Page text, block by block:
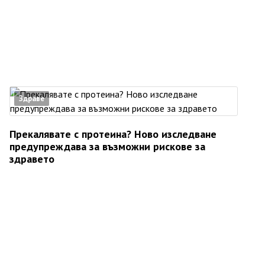
Здраве
Прекалявате с протеина? Ново изследване
предупреждава за възможни рискове за
здравето